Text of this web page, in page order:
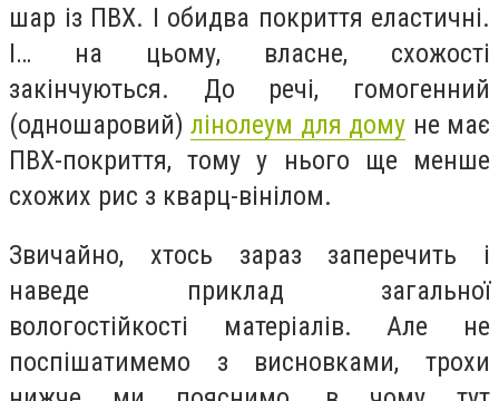
шар із ПВХ. І обидва покриття еластичні.
І… на цьому, власне, схожості
закінчуються. До речі, гомогенний
(одношаровий)лінолеум для дому не має
ПВХ-покриття, тому у нього ще менше
схожих рис з кварц-вінілом.
Звичайно, хтось зараз заперечить і
наведе приклад загальної
вологостійкості матеріалів. Але не
поспішатимемо з висновками, трохи